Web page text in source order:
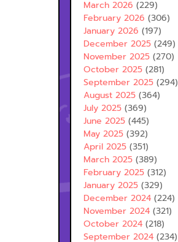
March 2026 (229)
February 2026 (306)
January 2026 (197)
December 2025 (249)
November 2025 (270)
October 2025 (281)
September 2025 (294)
August 2025 (364)
July 2025 (369)
June 2025 (445)
May 2025 (392)
April 2025 (351)
March 2025 (389)
February 2025 (312)
January 2025 (329)
December 2024 (224)
November 2024 (321)
October 2024 (218)
September 2024 (234)